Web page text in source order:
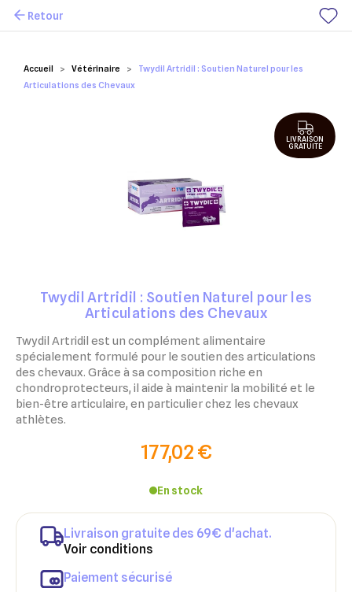
Mes favoris
Accueil Vétérinaire
Twydil Artridil : Soutien Naturel pour les
Articulations des Chevaux
Retour
Twydil Artridil : Soutien Naturel pour les
Articulations des Chevaux
Twydil Artridil est un complément alimentaire
spécialement formulé pour le soutien des articulations
des chevaux. Grâce à sa composition riche en
chondroprotecteurs, il aide à maintenir la mobilité et le
bien-être articulaire, en particulier chez les chevaux
athlètes.
177,02 €
En stock
Livraison gratuite des 69€ d'achat.
Voir conditions
Paiement sécurisé
LIVRAISON
GRATUITE
Créer une liste d'envies
Connexion